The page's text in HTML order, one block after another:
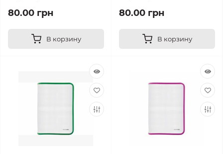
80.00 грн
В корзину
80.00 грн
В корзину